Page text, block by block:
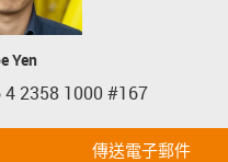
Yen
phone
4 2358 1000 #167
傳送電子郵件